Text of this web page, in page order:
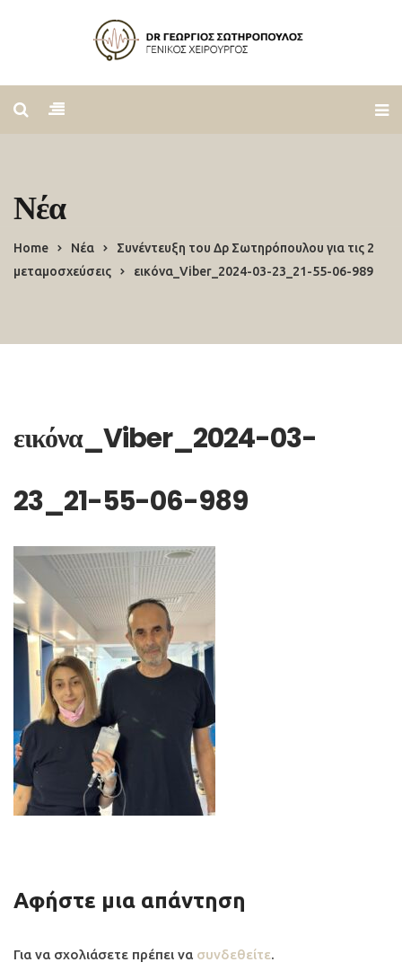
Νέα
Home Νέα
Συνέντευξη του Δρ Σωτηρόπουλου για τις 2
μεταμοσχεύσεις
εικόνα_Viber_2024-03-23_21-55-06-989
εικόνα_Viber_2024-03-
23_21-55-06-989
Αφήστε μια απάντηση
Για να σχολιάσετε πρέπει να συνδεθείτε.